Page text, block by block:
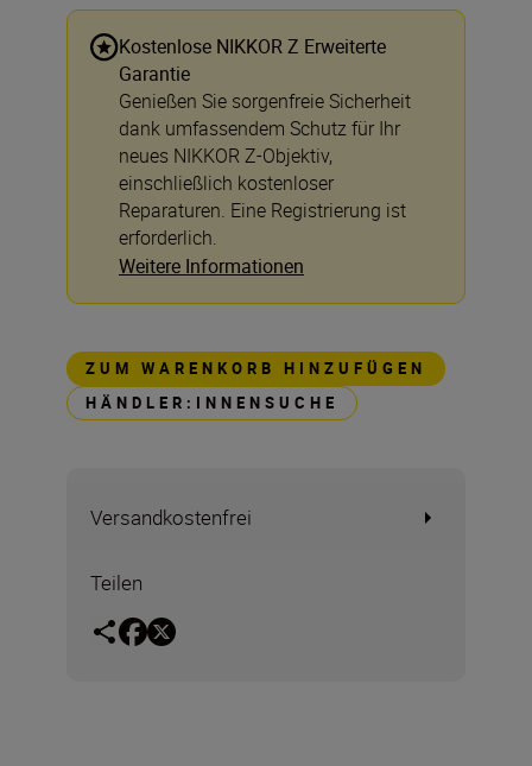
Kostenlose NIKKOR Z Erweiterte
Garantie
Genießen Sie sorgenfreie Sicherheit
dank umfassendem Schutz für Ihr
neues NIKKOR Z-Objektiv,
einschließlich kostenloser
Reparaturen. Eine Registrierung ist
erforderlich.
Weitere Informationen
ZUM WARENKORB HINZUFÜGEN
HÄNDLER:INNENSUCHE
Versandkostenfrei
Teilen